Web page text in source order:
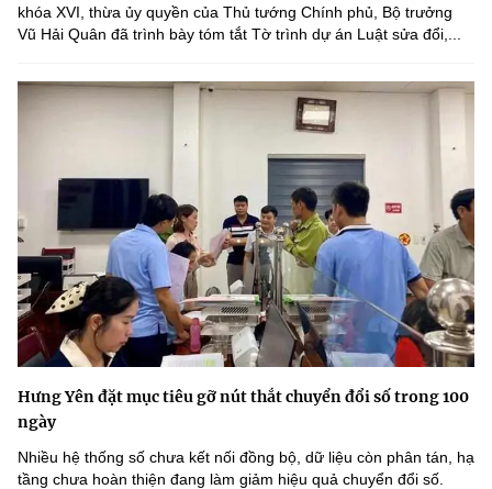
khóa XVI, thừa ủy quyền của Thủ tướng Chính phủ, Bộ trưởng
Vũ Hải Quân đã trình bày tóm tắt Tờ trình dự án Luật sửa đổi,...
Hưng Yên đặt mục tiêu gỡ nút thắt chuyển đổi số trong 100
ngày
Nhiều hệ thống số chưa kết nối đồng bộ, dữ liệu còn phân tán, hạ
tầng chưa hoàn thiện đang làm giảm hiệu quả chuyển đổi số.